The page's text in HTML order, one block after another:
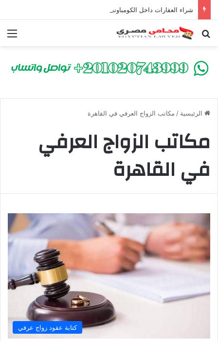
بحث عن
الرئيسية / مكاتب الزواج العرفي في القاهرة
مكاتب الزواج العرفي
في القاهرة
كتابة عقود زواج عرفي